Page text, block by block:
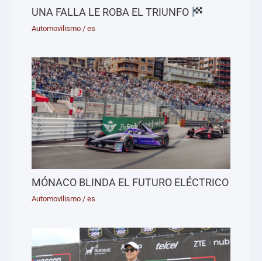
UNA FALLA LE ROBA EL TRIUNFO
Automovilismo /es
MÓNACO BLINDA EL FUTURO ELÉCTRICO
Automovilismo /es